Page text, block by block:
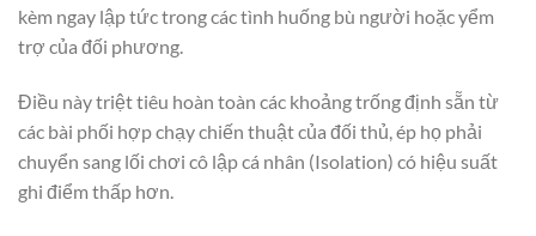
kèm ngay lập tức trong các tình huống bù người hoặc yểm
trợ của đối phương.
Điều này triệt tiêu hoàn toàn các khoảng trống định sẵn từ
các bài phối hợp chạy chiến thuật của đối thủ, ép họ phải
chuyển sang lối chơi cô lập cá nhân (Isolation) có hiệu suất
ghi điểm thấp hơn.